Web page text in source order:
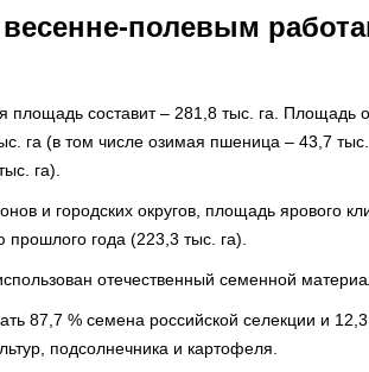
полевым
составит – 281,8 тыс. га. Площадь
га (в том числе озимая пшеница – 43,7
га).
и городских округов, площадь ярового
прошлого года (223,3 тыс. га).
отечественный семенной
87,7 % семена российской селекции и
подсолнечника и картофеля.